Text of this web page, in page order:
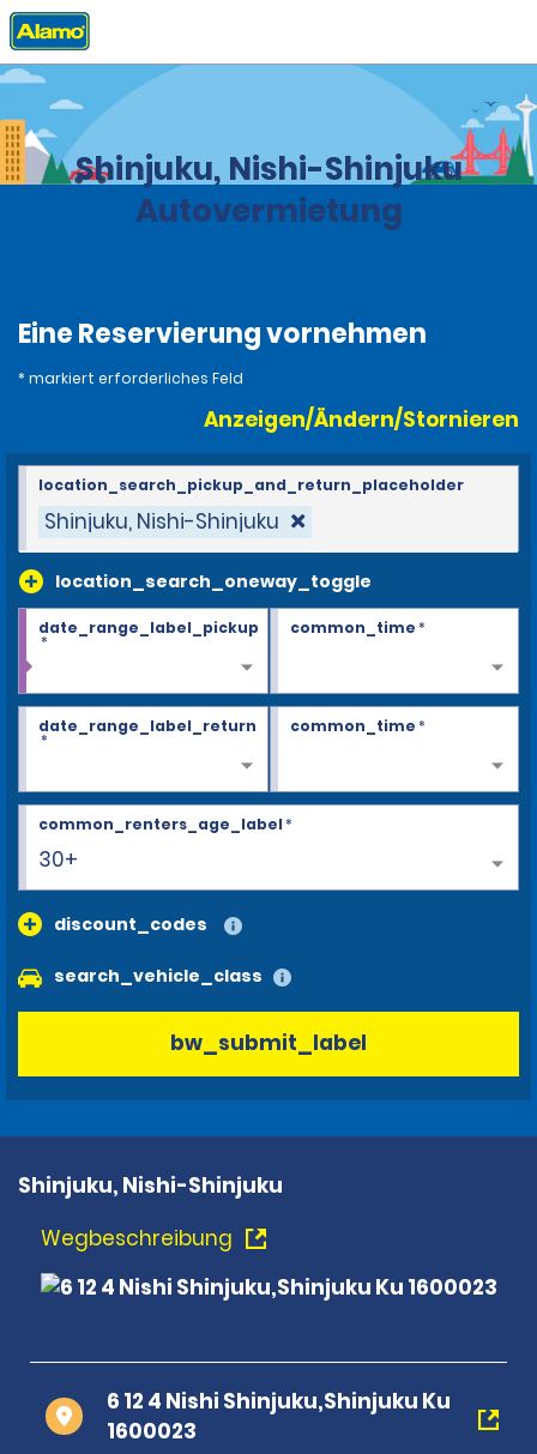
Privat Stationen
Shinjuku, Nishi-Shinjuku
Autovermietung
Eine Reservierung vornehmen
* markiert erforderliches Feld
Anzeigen/Ändern/Stornieren
Shinjuku, Nishi-Shinjuku
location_search_oneway_toggle
location_search_pickup_and_return_placeholder
date_range_label_pickup
*
common_time*
date_range_label_return
*
common_time*
30+
common_renters_age_label*
discount_codes
search_vehicle_class
bw_submit_label
Shinjuku, Nishi-Shinjuku
Wegbeschreibung
6 12 4 Nishi Shinjuku,Shinjuku Ku
1600023